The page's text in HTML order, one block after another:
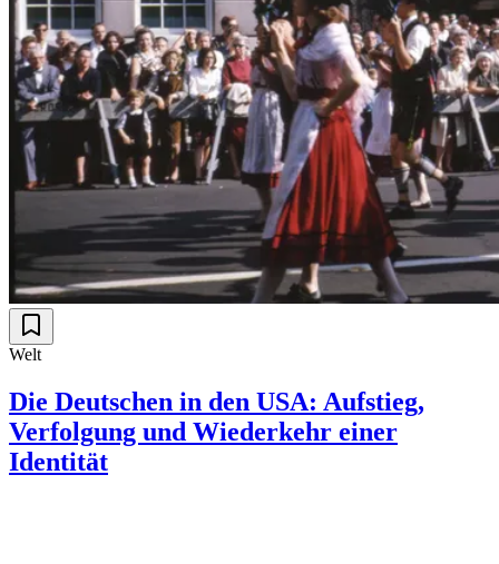
Welt
Die Deutschen in den USA: Aufstieg,
Verfolgung und Wiederkehr einer
Identität